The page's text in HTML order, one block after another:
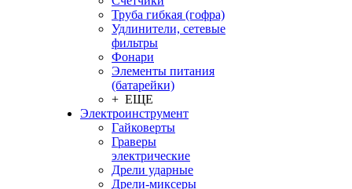
Труба гибкая (гофра)
Удлинители, сетевые
фильтры
Фонари
Элементы питания
(батарейки)
+ ЕЩЕ
Электроинструмент
Гайковерты
Граверы
электрические
Дрели ударные
Дрели-миксеры